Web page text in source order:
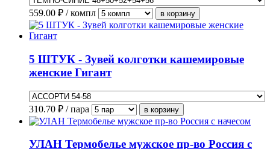
559.00 ₽ / компл
5 ШТУК - Зувей колготки кашемировые
женские Гигант
310.70 ₽ / пара
УЛАН Термобелье мужское пр-во Россия с